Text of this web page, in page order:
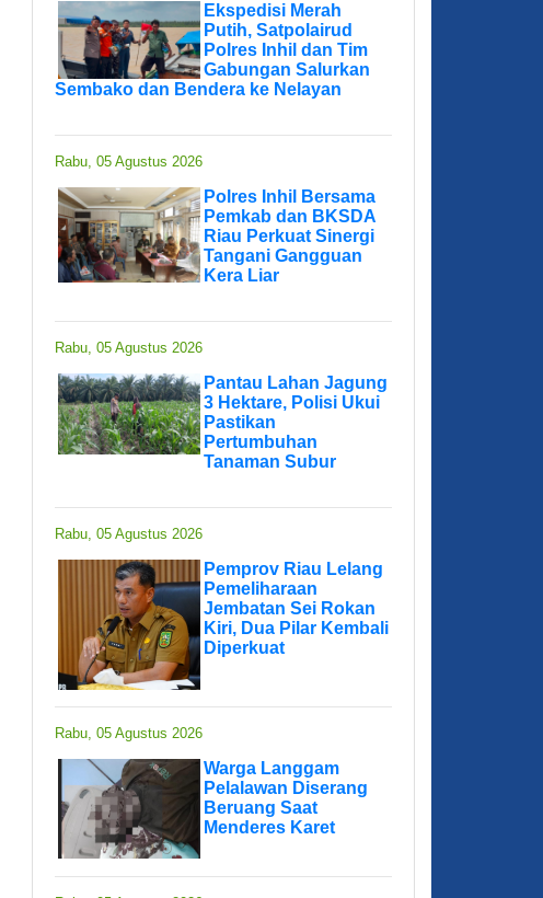
Ekspedisi Merah
Putih, Satpolairud
Polres Inhil dan Tim
Gabungan Salurkan
Sembako dan Bendera ke Nelayan
Rabu, 05 Agustus 2026
Polres Inhil Bersama
Pemkab dan BKSDA
Riau Perkuat Sinergi
Tangani Gangguan
Kera Liar
Rabu, 05 Agustus 2026
Pantau Lahan Jagung
3 Hektare, Polisi Ukui
Pastikan
Pertumbuhan
Tanaman Subur
Rabu, 05 Agustus 2026
Pemprov Riau Lelang
Pemeliharaan
Jembatan Sei Rokan
Kiri, Dua Pilar Kembali
Diperkuat
Rabu, 05 Agustus 2026
Warga Langgam
Pelalawan Diserang
Beruang Saat
Menderes Karet